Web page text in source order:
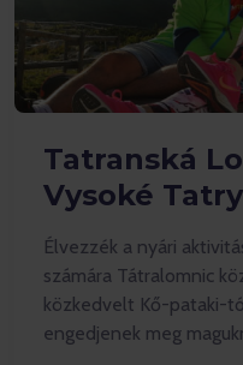
Tatranská
Vysoké Tatry
Élvezzék a nyári
számára Tátralomnic
közkedvelt Kő-pataki-
engedjenek meg